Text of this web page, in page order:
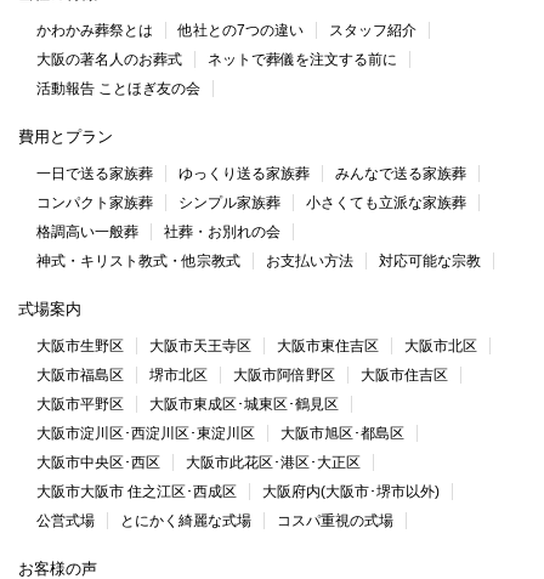
かわかみ葬祭とは 他社との7つの違い
スタッフ紹介
大阪の著名人のお葬式
ネットで葬儀を注文する前に
活動報告 ことほぎ友の会
費用とプラン
一日で送る家族葬 ゆっくり送る家族葬
みんなで送る家族葬
コンパクト家族葬
シンプル家族葬
小さくても立派な家族葬
格調高い一般葬
社葬・お別れの会
神式・キリスト教式・他宗教式
お支払い方法 対応可能な宗教
式場案内
大阪市生野区 大阪市天王寺区 大阪市東住吉区
大阪市北区
大阪市福島区
堺市北区 大阪市阿倍野区
大阪市住吉区
大阪市平野区
大阪市東成区･城東区･鶴見区
大阪市淀川区･西淀川区･東淀川区
大阪市旭区･都島区
大阪市中央区･西区
大阪市此花区･港区･大正区
大阪市大阪市 住之江区･西成区
大阪府内(大阪市･堺市以外)
公営式場
とにかく綺麗な式場 コスパ重視の式場
お客様の声